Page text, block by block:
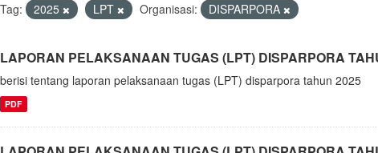
Tag: 2025 LPT Organisasi: DISPARPORA
LAPORAN PELAKSANAAN TUGAS (LPT) DISPARPORA
berisi tentang laporan pelaksanaan tugas (LPT) disparpora tahun 2025
PDF